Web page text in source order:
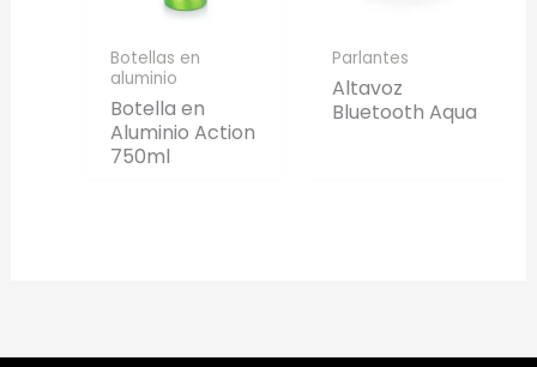
Botellas en
aluminio
Botella en
Aluminio Action
750ml
Parlantes
Altavoz
Bluetooth Aqua